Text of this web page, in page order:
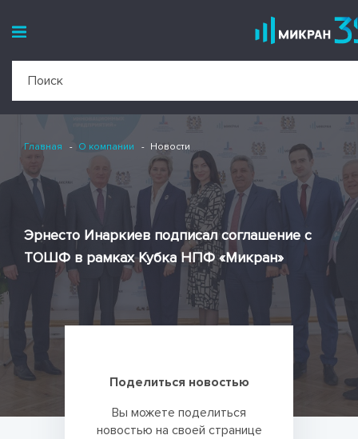
Эрнесто Инаркиев подписал соглашение с
ТОШФ в рамках Кубка НПФ «Микран»
Поделиться новостью
Вы можете поделиться
новостью на своей странице
Главная О компании Новости